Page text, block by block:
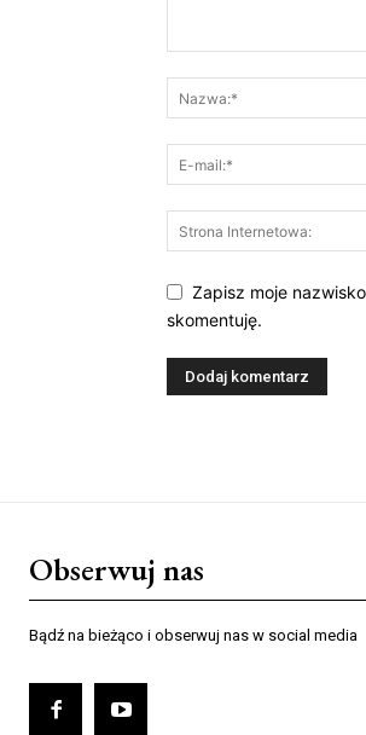
Zapisz moje
skomentuję.
Obserwuj nas
Bądź na bieżąco i obserwuj nas w social media